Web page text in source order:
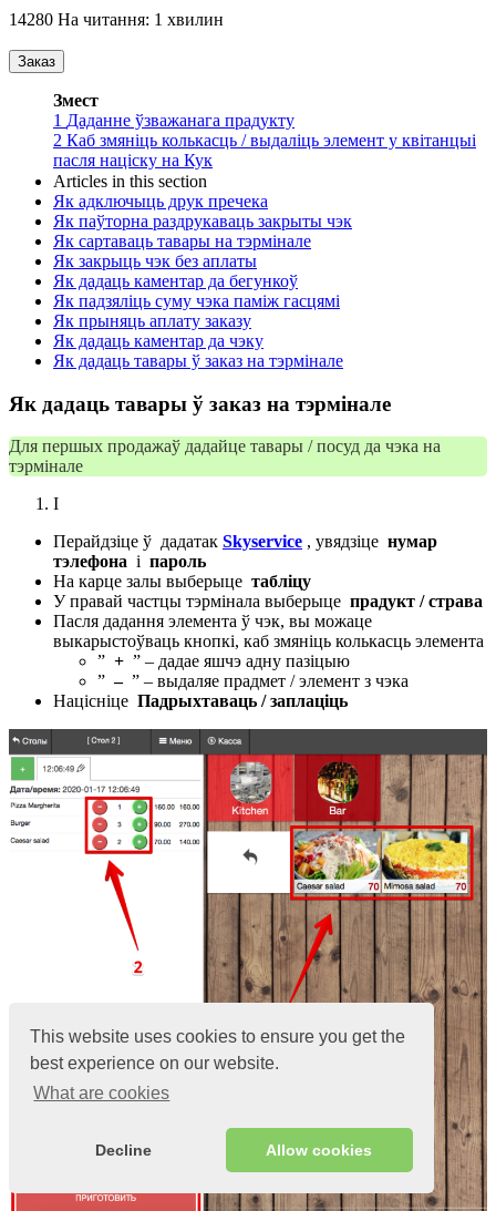
This website uses cookies to ensure you get the
best experience on our website.
What are cookies
Decline Allow cookies
14280 На читання: 1 хвилин
Заказ
Змест
1 Даданне ўзважанага прадукту
2 Каб змяніць колькасць / выдаліць элемент у квітанцыі
пасля націску на Кук
Articles in this section
Як адключыць друк пречека
Як паўторна раздрукаваць закрыты чэк
Як сартаваць тавары на тэрмінале
Як закрыць чэк без аплаты
Як дадаць каментар да бегункоў
Як падзяліць суму чэка паміж гасцямі
Як прыняць аплату заказу
Як дадаць каментар да чэку
Як дадаць тавары ў заказ на тэрмінале
Як дадаць тавары ў заказ на тэрмінале
Для першых продажаў дадайце тавары / посуд да чэка на
тэрмінале
I
Перайдзіце ў дадатак Skyservice , увядзіце нумар
тэлефона і пароль
На карце залы выберыце табліцу
У правай частцы тэрмінала выберыце прадукт / страва
Пасля дадання элемента ў чэк, вы можаце
выкарыстоўваць кнопкі, каб змяніць колькасць элемента
” + ” – дадае яшчэ адну пазіцыю
”–” – выдаляе прадмет / элемент з чэка
Націсніце Падрыхтаваць / заплаціць